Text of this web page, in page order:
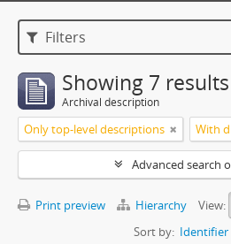
Filters
Showing 7 results
Archival description
Only top-level descriptions With
Advanced search
Print preview Hierarchy
View:
Sort by: Identifier